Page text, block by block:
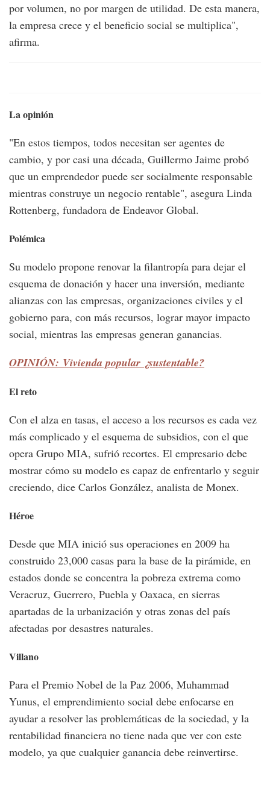
por volumen, no por margen de utilidad. De esta manera,
la empresa crece y el beneficio social se multiplica",
afirma.
La opinión
"En estos tiempos, todos necesitan ser agentes de
cambio, y por casi una década, Guillermo Jaime probó
que un emprendedor puede ser socialmente responsable
mientras construye un negocio rentable", asegura Linda
Rottenberg, fundadora de Endeavor Global.
Polémica
Su modelo propone renovar la filantropía para dejar el
esquema de donación y hacer una inversión, mediante
alianzas con las empresas, organizaciones civiles y el
gobierno para, con más recursos, lograr mayor impacto
social, mientras las empresas generan ganancias.
OPINIÓN: Vivienda popular ¿sustentable?
El reto
Con el alza en tasas, el acceso a los recursos es cada vez
más complicado y el esquema de subsidios, con el que
opera Grupo MIA, sufrió recortes. El empresario debe
mostrar cómo su modelo es capaz de enfrentarlo y seguir
creciendo, dice Carlos González, analista de Monex.
Héroe
Desde que MIA inició sus operaciones en 2009 ha
construido 23,000 casas para la base de la pirámide, en
estados donde se concentra la pobreza extrema como
Veracruz, Guerrero, Puebla y Oaxaca, en sierras
apartadas de la urbanización y otras zonas del país
afectadas por desastres naturales.
Villano
Para el Premio Nobel de la Paz 2006, Muhammad
Yunus, el emprendimiento social debe enfocarse en
ayudar a resolver las problemáticas de la sociedad, y la
rentabilidad financiera no tiene nada que ver con este
modelo, ya que cualquier ganancia debe reinvertirse.